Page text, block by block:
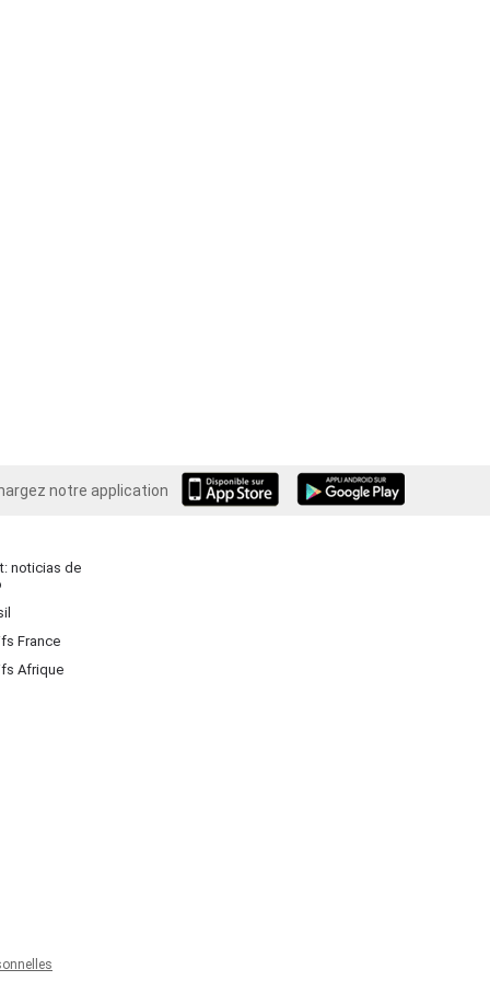
notre application
Android
noticias de
France
Afrique